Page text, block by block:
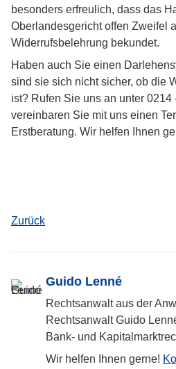
besonders erfreulich, dass das
Oberlandesgericht offen Zweifel
Widerrufsbelehrung bekundet.
Haben auch Sie einen
sind sie sich nicht sicher, ob die
ist? Rufen Sie uns an unter 0214
vereinbaren Sie mit uns einen
Erstberatung. Wir helfen Ihnen
Zurück
Guido Lenné
Rechtsanwalt aus der
Rechtsanwalt Guido
Bank- und
Wir helfen Ihnen gerne!